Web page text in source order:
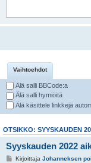
Vaihtoehdot
Älä salli BBCode:a
Älä salli hymiöitä
Älä käsittele linkkejä
OTSIKKO: SYYSKAUDEN
Syyskauden 2022
Kirjoittaja Johanneksen